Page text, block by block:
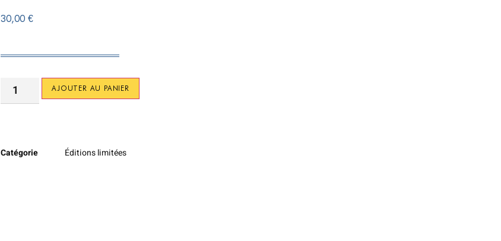
30,00 €
AJOUTER AU PANIER
Catégorie Éditions limitées